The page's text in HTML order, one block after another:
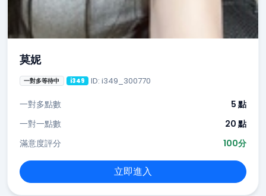
莫妮
一對多等待中 i349 ID: i349_300770
一對多點數
5 點
一對一點數
20 點
滿意度評分
100分
立即進入